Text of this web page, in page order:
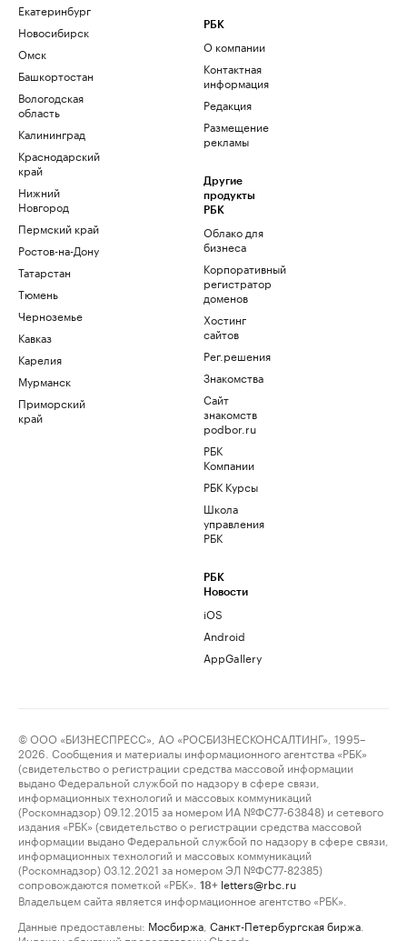
Екатеринбург
Новосибирск
Омск
Башкортостан
Вологодская
область
Калининград
Краснодарский
край
Нижний
Новгород
Пермский край
Ростов-на-Дону
Татарстан
Тюмень
Черноземье
Кавказ
Карелия
Мурманск
Приморский
край
РБК
О компании
Контактная
информация
Редакция
Размещение
рекламы
Другие
продукты
РБК
Облако для
бизнеса
Корпоративный
регистратор
доменов
Хостинг
сайтов
Рег.решения
Знакомства
Сайт
знакомств
podbor.ru
РБК
Компании
РБК Курсы
Школа
управления
РБК
РБК
Новости
iOS
Android
AppGallery
© ООО «БИЗНЕСПРЕСС», АО «РОСБИЗНЕСКОНСАЛТИНГ», 1995–
2026. Сообщения и материалы информационного агентства «РБК»
(свидетельство о регистрации средства массовой информации
выдано Федеральной службой по надзору в сфере связи,
информационных технологий и массовых коммуникаций
(Роскомнадзор) 09.12.2015 за номером ИА №ФС77-63848) и сетевого
издания «РБК» (свидетельство о регистрации средства массовой
информации выдано Федеральной службой по надзору в сфере связи,
информационных технологий и массовых коммуникаций
(Роскомнадзор) 03.12.2021 за номером ЭЛ №ФС77-82385)
сопровождаются пометкой «РБК».
18+ letters@rbc.ru
Владельцем сайта является информационное агентство «РБК».
Данные предоставлены: Мосбиржа Санкт-Петербургская биржа